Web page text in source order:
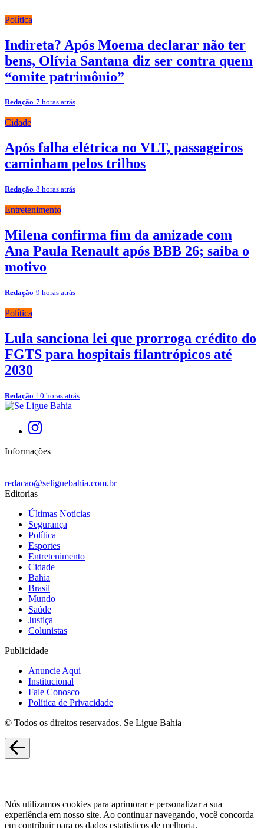
Política
Indireta? Após Moema declarar não ter
bens, Olívia Santana diz ser contra quem
“omite patrimônio”
Redação 7 horas atrás
Cidade
Após falha elétrica no VLT, passageiros
caminham pelos trilhos
Redação 8 horas atrás
Entretenimento
Milena confirma fim da amizade com
Ana Paula Renault após BBB 26; saiba o
motivo
Redação 9 horas atrás
Política
Lula sanciona lei que prorroga crédito do
FGTS para hospitais filantrópicos até
2030
Redação 10 horas atrás
Informações
redacao@seliguebahia.com.br
Editorias
Últimas Notícias
Segurança
Política
Esportes
Entretenimento
Cidade
Bahia
Brasil
Mundo
Saúde
Justiça
Colunistas
Publicidade
Anuncie Aqui
Institucional
Fale Conosco
Política de Privacidade
© Todos os direitos reservados. Se Ligue Bahia
Nós utilizamos cookies para aprimorar e personalizar a sua
experiência em nosso site. Ao continuar navegando, você concorda
em contribuir para os dados estatísticos de melhoria.